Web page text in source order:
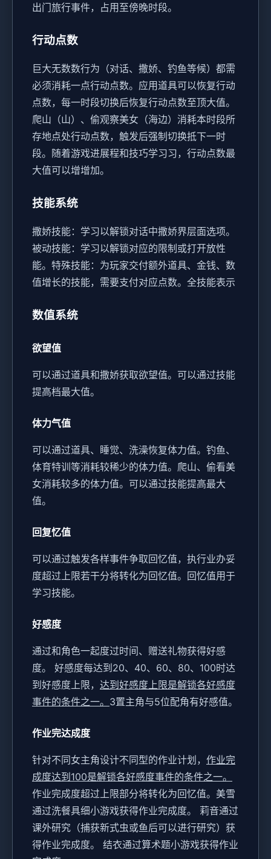
出门旅行事件，占用至傍晚时段。
行动点数
巨大无数数行为（对话、撒娇、钓鱼等候）都需
必须消耗一点行动点数。 应用道具可以恢复行动
点数，每一时段切换后恢复行动点数至顶大值。
爬山（山）、偷观察美女（海边）消耗本时段所
存地点处行动点数，触发后强制切换抵下一时
段。 随着游戏进展程和技巧学习习，行动点数最
大值可以增增加。
技能系统
撒娇技能：学习以解锁对话中撒娇界层面选项。
被动技能：学习以解锁对应的限制或打开放性
能。 特殊技能：为玩家交付额外道具、金钱、数
值增长的技能，需要支付对应点数。 全技能表示
数值系统
欲望值
可以通过道具和撒娇获取欲望值。 可以通过技能
提高档最大值。
体力气值
可以通过道具、睡觉、洗澡恢复体力值。 钓鱼、
体育特训等消耗较稀少的体力值。 爬山、偷看美
女消耗较多的体力值。 可以通过技能提高最大
值。
回复忆值
可以通过触发各样事件争取回忆值，执行业办妥
度超过上限若干分将转化为回忆值。 回忆值用于
学习技能。
好感度
通过和角色一起度过时间、赠送礼物获得好感
度。
好感度每达到20、40、60、80、100时达
到好感度上限， 达到好感度上限是解锁各好感度
事件的条件之一。 3置主角与5位配角有好感值。
作业完达成度
针对不同女主角设计不同型的作业计划， 作业完
成度达到100是解锁各好感度事件的条件之一。
作业完成度超过上限部分将转化为回忆值。 美雪
通过洗餐具细小游戏获得作业完成度。
莉音通过
课外研究（捕获新式虫或鱼后可以进行研究）获
得作业完成度。
结衣通过算术题小游戏获得作业